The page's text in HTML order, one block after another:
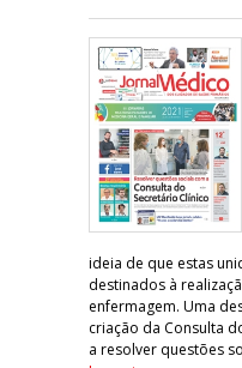
ideia de que estas
destinados à
enfermagem. Uma
criação da Consulta
a resolver questões